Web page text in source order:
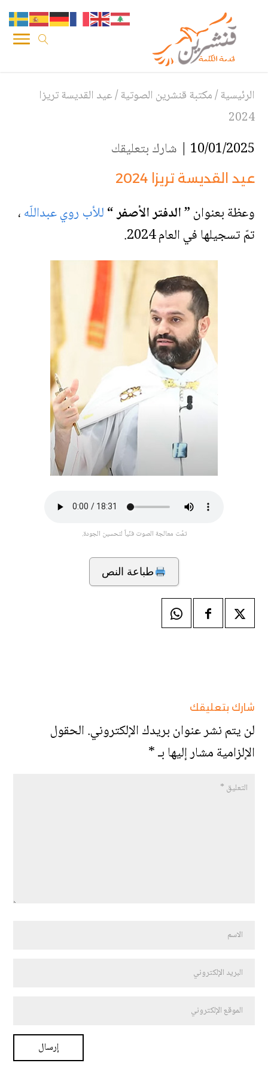
الرئيسية/مكتبة قنشرين الصوتية/عيد القديسة تريزا
2024
10/01/2025 | شارك بتعليقك
عيد القديسة تريزا 2024
وعظة بعنوان” الدفتر الأصفر “للأب روي عبداللّه،
تمّ تسجيلها في العام 2024.
تمّت معالجة الصوت فنّياً لتحسين الجودة.
طباعة النص
شارك بتعليقك
لن يتم نشر عنوان بريدك الإلكتروني.الحقول
الإلزامية مشار إليها بـ*